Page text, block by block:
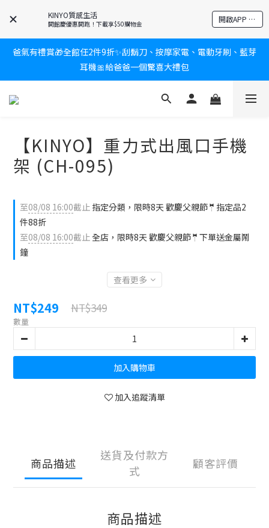
KINYO質感生活
開館慶優惠開跑！下載享$50購物金 開啟APP 享隱藏優惠
新會員送$100購物金✨再享消費回饋無極限
新會員送$100購物金✨再享消費回饋無極限
爸氣有禮賞🎁全館任2件9折✨刮鬍刀、按摩家電、電動牙刷、藍芽
耳機🎀給爸爸一個驚喜大禮包
炎熱夏日救星☀️秒凍扇登場💙半導體製冷 x 微米級冰霧，一秒開
新會員送$100購物金✨再享消費回饋無極限
【KINYO】重力式出風口手機
架 (CH-095)
至08/08 16:00截止 指定分類，限時8天 歡慶父親節🤵指定品2
件88折
至08/08 16:00截止全店，限時8天 歡慶父親節🤵下單送金屬鬧
鐘
查看更多
NT$249 NT$349
數量
加入購物車
加入追蹤清單
商品描述
送貨及付款方
式
顧客評價
商品描述